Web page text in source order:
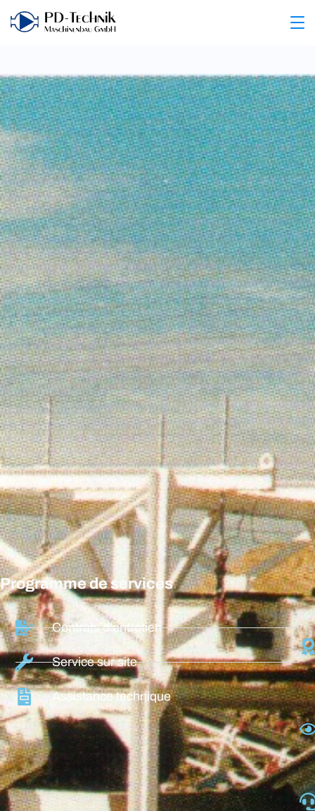
Programme de services
Contrats d'entretien
Service sur site
Assistance technique